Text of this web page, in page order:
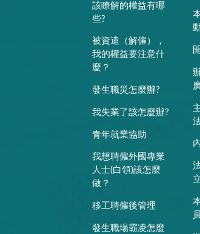
該瞭解的權益有哪
些?
被資遣（解僱），
我的權益要注意什
麼？
發生職災怎麼辦?
我失業了該怎麼辦?
青年就業協助
我想聘僱外國專業
人士(白領)該怎麼
做？
移工聘僱後管理
發生職場霸凌怎麼